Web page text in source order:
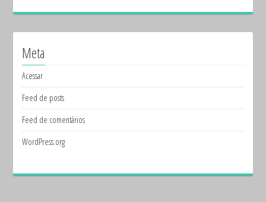
Meta
Acessar
Feed de posts
Feed de comentários
WordPress.org